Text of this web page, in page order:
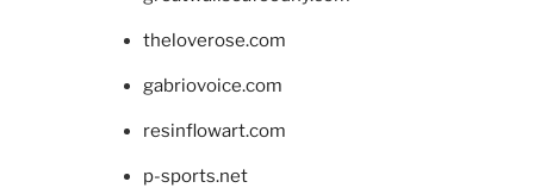
theloverose.com
gabriovoice.com
resinflowart.com
p-sports.net